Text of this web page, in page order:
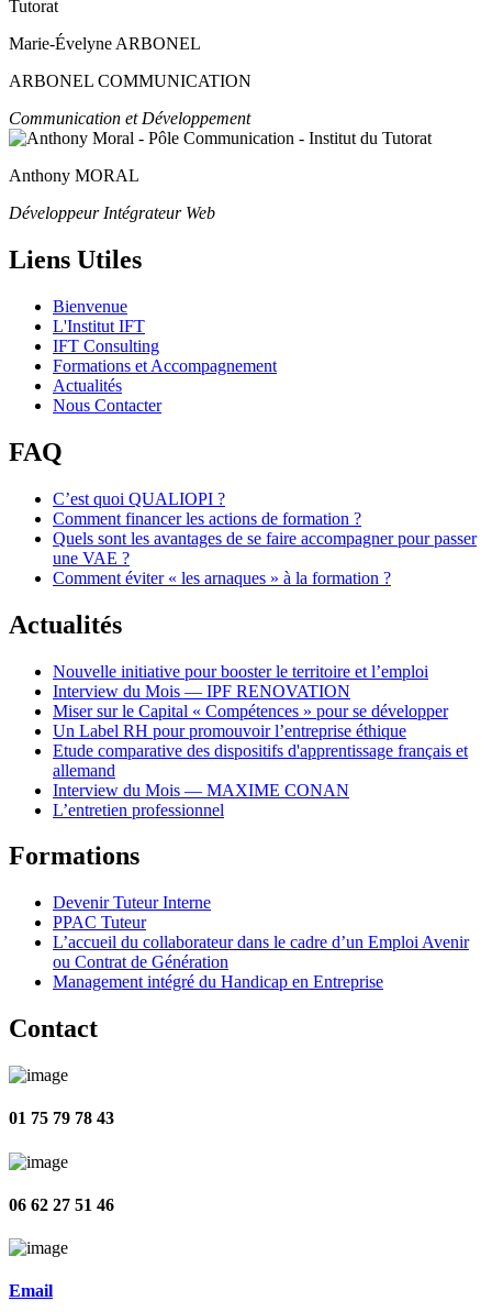
Marie-Évelyne ARBONEL
ARBONEL COMMUNICATION
Communication et Développement
Anthony MORAL
Développeur Intégrateur Web
Liens Utiles
Bienvenue
L'Institut IFT
IFT Consulting
Formations et Accompagnement
Actualités
Nous Contacter
FAQ
C’est quoi QUALIOPI ?
Comment financer les actions de formation ?
Quels sont les avantages de se faire accompagner pour passer
une VAE ?
Comment éviter « les arnaques » à la formation ?
Actualités
Nouvelle initiative pour booster le territoire et l’emploi
Interview du Mois — IPF RENOVATION
Miser sur le Capital « Compétences » pour se développer
Un Label RH pour promouvoir l’entreprise éthique
Etude comparative des dispositifs d'apprentissage français et
allemand
Interview du Mois — MAXIME CONAN
L’entretien professionnel
Formations
Devenir Tuteur Interne
PPAC Tuteur
L’accueil du collaborateur dans le cadre d’un Emploi Avenir
ou Contrat de Génération
Management intégré du Handicap en Entreprise
Contact
01 75 79 78 43
06 62 27 51 46
Email